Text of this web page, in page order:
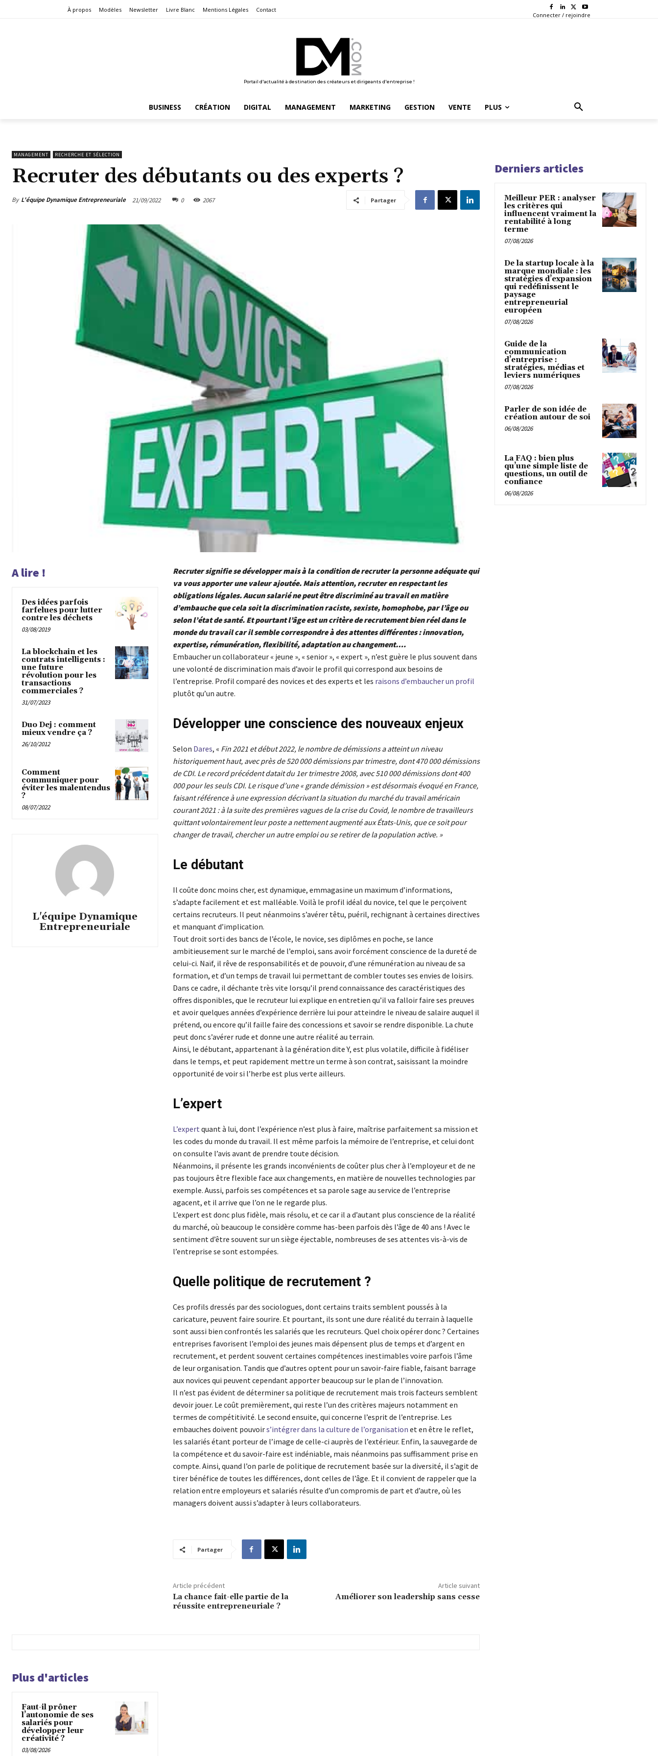
À propos Modèles Newsletter Livre Blanc Mentions Légales Contact
Connecter / rejoindre
Portail d'actualité à destination des créateurs et dirigeants d'entreprise !
BUSINESS CRÉATION DIGITAL MANAGEMENT MARKETING GESTION VENTE PLUS
MANAGEMENT RECHERCHE ET SÉLECTION
Recruter des débutants ou des experts ?
By L'équipe Dynamique Entrepreneuriale 21/09/2022 0 2067 Partager
A lire !
Des idées parfois
farfelues pour lutter
contre les déchets
03/08/2019
La blockchain et les
contrats intelligents :
une future
révolution pour les
transactions
commerciales ?
31/07/2023
Duo Dej : comment
mieux vendre ça ?
26/10/2012
Comment
communiquer pour
éviter les malentendus
?
08/07/2022
L'équipe Dynamique
Entrepreneuriale
Recruter signifie se développer mais à la condition de recruter la personne adéquate qui
va vous apporter une valeur ajoutée. Mais attention, recruter en respectant les
obligations légales. Aucun salarié ne peut être discriminé au travail en matière
d’embauche que cela soit la discrimination raciste, sexiste, homophobe, par l’âge ou
selon l’état de santé. Et pourtant l’âge est un critère de recrutement bien réel dans le
monde du travail car il semble correspondre à des attentes différentes : innovation,
expertise, rémunération, flexibilité, adaptation au changement….
Embaucher un collaborateur « jeune », « senior », « expert », n’est guère le plus souvent dans
une volonté de discrimination mais d’avoir le profil qui correspond aux besoins de
l’entreprise. Profil comparé des novices et des experts et les raisons d’embaucher un profil
plutôt qu’un autre.
Développer une conscience des nouveaux enjeux
Selon Dares, « Fin 2021 et début 2022, le nombre de démissions a atteint un niveau
historiquement haut, avec près de 520 000 démissions par trimestre, dont 470 000 démissions
de CDI. Le record précédent datait du 1er trimestre 2008, avec 510 000 démissions dont 400
000 pour les seuls CDI. Le risque d’une « grande démission » est désormais évoqué en France,
faisant référence à une expression décrivant la situation du marché du travail américain
courant 2021 : à la suite des premières vagues de la crise du Covid, le nombre de travailleurs
quittant volontairement leur poste a nettement augmenté aux États-Unis, que ce soit pour
changer de travail, chercher un autre emploi ou se retirer de la population active. »
Le débutant
Il coûte donc moins cher, est dynamique, emmagasine un maximum d’informations,
s’adapte facilement et est malléable. Voilà le profil idéal du novice, tel que le perçoivent
certains recruteurs. Il peut néanmoins s’avérer têtu, puéril, rechignant à certaines directives
et manquant d’implication.
Tout droit sorti des bancs de l’école, le novice, ses diplômes en poche, se lance
ambitieusement sur le marché de l’emploi, sans avoir forcément conscience de la dureté de
celui-ci. Naïf, il rêve de responsabilités et de pouvoir, d’une rémunération au niveau de sa
formation, et d’un temps de travail lui permettant de combler toutes ses envies de loisirs.
Dans ce cadre, il déchante très vite lorsqu’il prend connaissance des caractéristiques des
offres disponibles, que le recruteur lui explique en entretien qu’il va falloir faire ses preuves
et avoir quelques années d’expérience derrière lui pour atteindre le niveau de salaire auquel il
prétend, ou encore qu’il faille faire des concessions et savoir se rendre disponible. La chute
peut donc s’avérer rude et donne une autre réalité au terrain.
Ainsi, le débutant, appartenant à la génération dite Y, est plus volatile, difficile à fidéliser
dans le temps, et peut rapidement mettre un terme à son contrat, saisissant la moindre
opportunité de voir si l’herbe est plus verte ailleurs.
L’expert
L’expert quant à lui, dont l’expérience n’est plus à faire, maîtrise parfaitement sa mission et
les codes du monde du travail. Il est même parfois la mémoire de l’entreprise, et celui dont
on consulte l’avis avant de prendre toute décision.
Néanmoins, il présente les grands inconvénients de coûter plus cher à l’employeur et de ne
pas toujours être flexible face aux changements, en matière de nouvelles technologies par
exemple. Aussi, parfois ses compétences et sa parole sage au service de l’entreprise
agacent, et il arrive que l’on ne le regarde plus.
L’expert est donc plus fidèle, mais résolu, et ce car il a d’autant plus conscience de la réalité
du marché, où beaucoup le considère comme has-been parfois dès l’âge de 40 ans ! Avec le
sentiment d’être souvent sur un siège éjectable, nombreuses de ses attentes vis-à-vis de
l’entreprise se sont estompées.
Quelle politique de recrutement ?
Ces profils dressés par des sociologues, dont certains traits semblent poussés à la
caricature, peuvent faire sourire. Et pourtant, ils sont une dure réalité du terrain à laquelle
sont aussi bien confrontés les salariés que les recruteurs. Quel choix opérer donc ? Certaines
entreprises favorisent l’emploi des jeunes mais dépensent plus de temps et d’argent en
recrutement, et perdent souvent certaines compétences inestimables voire parfois l’âme
de leur organisation. Tandis que d’autres optent pour un savoir-faire fiable, faisant barrage
aux novices qui peuvent cependant apporter beaucoup sur le plan de l’innovation.
Il n’est pas évident de déterminer sa politique de recrutement mais trois facteurs semblent
devoir jouer. Le coût premièrement, qui reste l’un des critères majeurs notamment en
termes de compétitivité. Le second ensuite, qui concerne l’esprit de l’entreprise. Les
embauches doivent pouvoirs’intégrer dans la culture de l’organisation et en être le reflet,
les salariés étant porteur de l’image de celle-ci auprès de l’extérieur. Enfin, la sauvegarde de
la compétence et du savoir-faire est indéniable, mais néanmoins pas suffisamment prise en
compte. Ainsi, quand l’on parle de politique de recrutement basée sur la diversité, il s’agit de
tirer bénéfice de toutes les différences, dont celles de l’âge. Et il convient de rappeler que la
relation entre employeurs et salariés résulte d’un compromis de part et d’autre, où les
managers doivent aussi s’adapter à leurs collaborateurs.
Partager
Article précédent
La chance fait-elle partie de la
réussite entrepreneuriale ?
Article suivant
Améliorer son leadership sans cesse
Plus d'articles
Faut-il prôner
l’autonomie de ses
salariés pour
développer leur
créativité ?
03/08/2026
Derniers articles
Meilleur PER : analyser
les critères qui
influencent vraiment la
rentabilité à long
terme
07/08/2026
De la startup locale à la
marque mondiale : les
stratégies d’expansion
qui redéfinissent le
paysage
entrepreneurial
européen
07/08/2026
Guide de la
communication
d’entreprise :
stratégies, médias et
leviers numériques
07/08/2026
Parler de son idée de
création autour de soi
06/08/2026
La FAQ : bien plus
qu’une simple liste de
questions, un outil de
confiance
06/08/2026